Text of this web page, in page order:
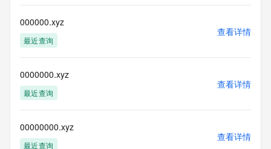
000000.xyz
最近查询
查看详情
0000000.xyz
最近查询
查看详情
00000000.xyz
最近查询
查看详情